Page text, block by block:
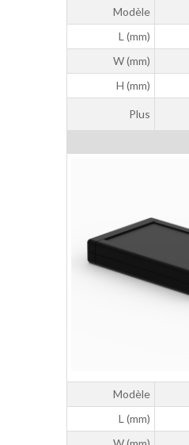
Modèle
L (mm)
W (mm)
H (mm)
Plus
Modèle
L (mm)